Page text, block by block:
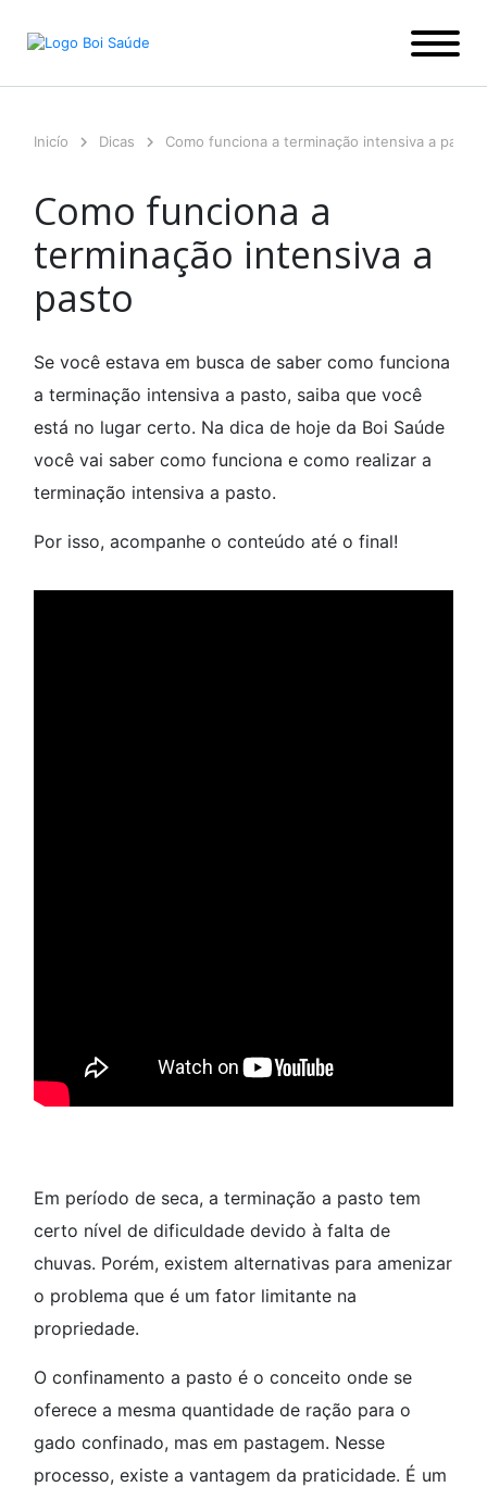
para
Inicío Dicas Como funciona a terminação intensiva a pasto
Como funciona a
terminação intensiva a
pasto
Se você estava em busca de saber como funciona
a terminação intensiva a pasto, saiba que você
está no lugar certo. Na dica de hoje da Boi Saúde
você vai saber como funciona e como realizar a
terminação intensiva a pasto.
Por isso, acompanhe o conteúdo até o final!
Em período de seca, a terminação a pasto tem
certo nível de dificuldade devido à falta de
chuvas. Porém, existem alternativas para amenizar
o problema que é um fator limitante na
propriedade.
O confinamento a pasto é o conceito onde se
oferece a mesma quantidade de ração para o
gado confinado, mas em pastagem. Nesse
processo, existe a vantagem da praticidade. É um